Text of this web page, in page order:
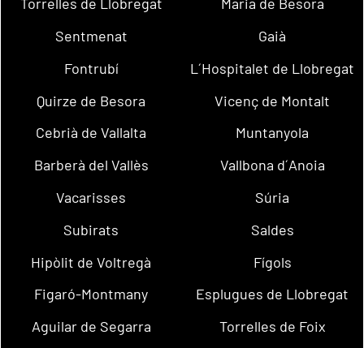
Sentmenat
Gaià
Fontrubí
L´Hospitalet de Llobregat
Quirze de Besora
Vicenç de Montalt
Cebrià de Vallalta
Muntanyola
Barberà del Vallès
Vallbona d´Anoia
Vacarisses
Súria
Subirats
Saldes
Hipòlit de Voltregà
Fígols
Figaró-Montmany
Esplugues de Llobregat
Aguilar de Segarra
Torrelles de Foix